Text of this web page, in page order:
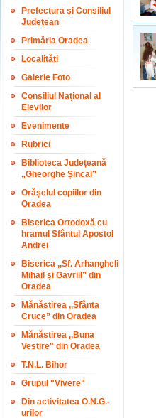
Prefectura și Consiliul
Județean
Primăria Oradea
Localități
Galerie Foto
Consiliul Național al
Elevilor
Evenimente
Rubrici
Biblioteca Județeană
„Gheorghe Șincai”
Orășelul copiilor din
Oradea
Biserica Ortodoxă cu
hramul Sfântul Apostol
Andrei
Biserica ,,Sf. Arhangheli
Mihail și Gavriil” din
Oradea
Mănăstirea ,,Sfânta
Cruce” din Oradea
Mănăstirea ,,Buna
Vestire" din Oradea
T.N.L. Bihor
Grupul "Vivere"
Din activitatea O.N.G.-
urilor